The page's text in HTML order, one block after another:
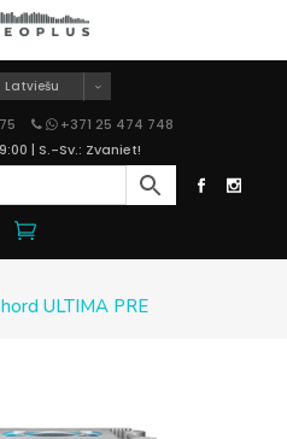
Latviešu
+371 25 474 748
| S.-Sv.: Zvaniet!
ULTIMA PRE